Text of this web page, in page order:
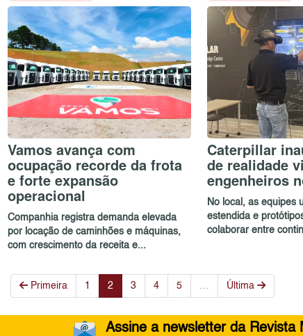
Vamos avança com
ocupação recorde da frota
e forte expansão
operacional
Companhia registra demanda elevada
por locação de caminhões e máquinas,
com crescimento da receita e...
Caterpillar
de realidade
engenheiros
No local, as equipes
estendida e
colaborar entre
Primeira 1 2 3 4 5 … Última
Assine a newsletter da